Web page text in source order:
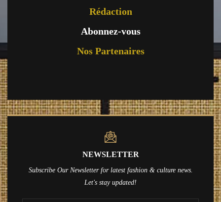
Rédaction
Abonnez-vous
Nos Partenaires
NEWSLETTER
Subscribe Our Newsletter for latest fashion & culture news.
Let's stay updated!